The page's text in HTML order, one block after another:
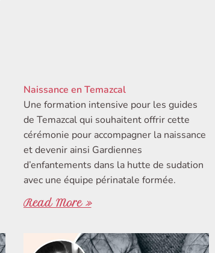
Naissance en Temazcal
Une formation intensive pour les guides
de Temazcal qui souhaitent offrir cette
cérémonie pour accompagner la naissance
et devenir ainsi Gardiennes
d’enfantements dans la hutte de sudation
avec une équipe périnatale formée.
Read More »